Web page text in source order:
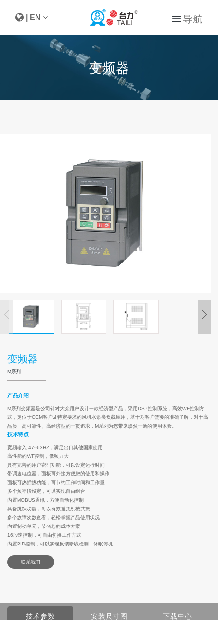
导航
| EN
变频器
变频器
M系列
产品介绍
M系列变频器是公司针对大众用户设计一款经济型产品，采用DSP控制系统，高效V/F控制方
式，定位于OEM客户及特定要求的风机水泵类负载应用，基于对客户需要的准确了解，对于高
品质、高可靠性、高经济型的一贯追求，M系列为您带来焕然一新的使用体验。
技术特点
宽频输入 47~63HZ，满足出口其他国家使用
高性能的V/F控制，低频力大
具有完善的用户密码功能，可以设定运行时间
带调速电位器，面板可外接方便您的使用和操作
面板可热插拔功能，可节约工作时间和工作量
多个频率段设定，可以实现自由组合
内置MOBUS通讯，方便自动化控制
具备跳跃功能，可以有效避免机械共振
多个故障次数查看，轻松掌握产品使用状况
内置制动单元，节省您的成本方案
16段速控制，可自由切换工作方式
内置PID控制，可以实现反馈断线检测，休眠停机
联系我们
技术参数 安装尺寸图 下载中心